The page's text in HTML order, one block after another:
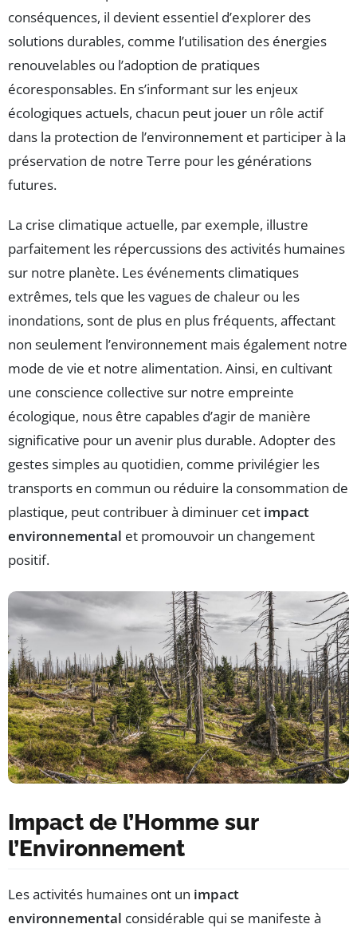
conséquences, il devient essentiel d’explorer des
solutions durables, comme l’utilisation des énergies
renouvelables ou l’adoption de pratiques
écoresponsables. En s’informant sur les enjeux
écologiques actuels, chacun peut jouer un rôle actif
dans la protection de l’environnement et participer à la
préservation de notre Terre pour les générations
futures.
La crise climatique actuelle, par exemple, illustre
parfaitement les répercussions des activités humaines
sur notre planète. Les événements climatiques
extrêmes, tels que les vagues de chaleur ou les
inondations, sont de plus en plus fréquents, affectant
non seulement l’environnement mais également notre
mode de vie et notre alimentation. Ainsi, en cultivant
une conscience collective sur notre empreinte
écologique, nous être capables d’agir de manière
significative pour un avenir plus durable. Adopter des
gestes simples au quotidien, comme privilégier les
transports en commun ou réduire la consommation de
plastique, peut contribuer à diminuer cet impact
environnemental et promouvoir un changement
positif.
Impact de l’Homme sur
l’Environnement
Les activités humaines ont un impact
environnemental considérable qui se manifeste à